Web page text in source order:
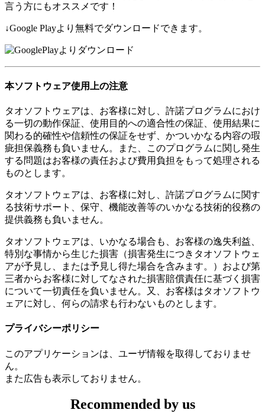
言う方にもオススメです！
↓Google Playより無料でダウンロードできます。
本ソフトウェア使用上の注意
タオソフトウェアは、お客様に対し、許諾プログラムにおけ
る一切の動作保証、使用目的への適合性の保証、使用結果に
関わる的確性や信頼性の保証をせず、かついかなる内容の瑕
疵担保義務も負いません。また、このプログラムに関し発生
する問題はお客様の責任および費用負担をもって処理される
ものとします。
タオソフトウェアは、お客様に対し、許諾プログラムに関す
る技術サポート、保守、機能改善等のいかなる技術的役務の
提供義務も負いません。
タオソフトウェアは、いかなる場合も、お客様の逸失利益、
特別な事情から生じた損害（損害発生につきタオソフトウェ
アが予見し、または予見し得た場合を含みます。）および第
三者からお客様に対してなされた損害賠償責任に基づく損害
について一切責任を負いません。又、お客様はタオソフトウ
ェアに対し、何らの請求も行わないものとします。
プライバシーポリシー
このアプリケーションは、ユーザ情報を取得しておりませ
ん。
また広告も表示しておりません。
Recommended by us